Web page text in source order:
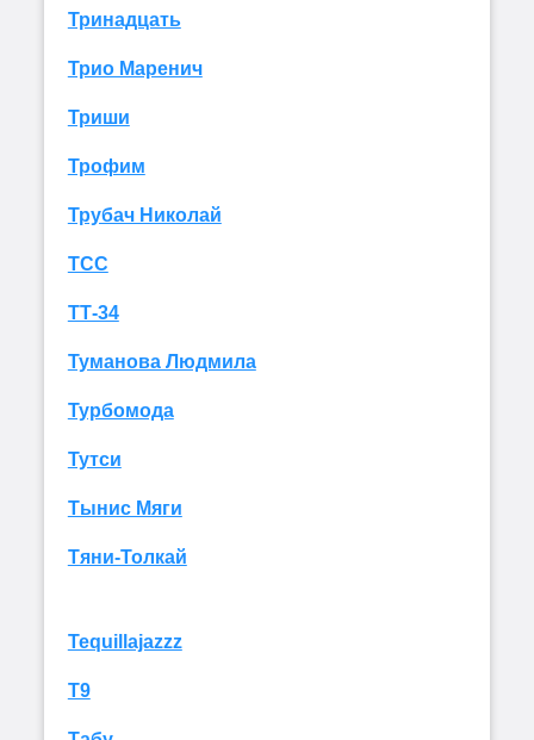
Тринадцать
Трио Маренич
Триши
Трофим
Трубач Николай
ТСС
ТТ-34
Туманова Людмила
Турбомода
Тутси
Тынис Мяги
Тяни-Толкай
Tequillajazzz
Т9